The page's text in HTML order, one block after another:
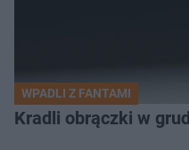
WPADLI Z FANTAMI
Kradli obrączki w